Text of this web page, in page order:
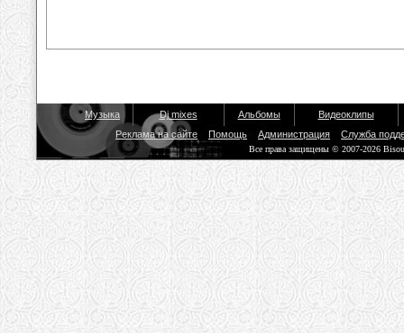
Музыка Dj mixes Альбомы
Видеоклипы
Реклама на сайте
Помощь Администрация Служба
Все права защищены © 2007-2026